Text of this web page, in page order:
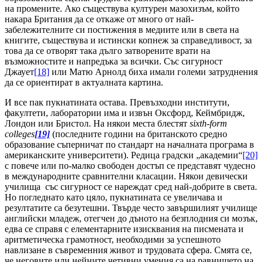
на промените. Ако съществува културен мазохизъм, който
накара Британия да се откаже от много от най-
забележителните си постижения в медиите или в света на
книгите, съществува и истински копнеж за справедливост, за
това да се отворят така дълго затворените врати на
възможностите и напредъка за всички. Със сигурност
Джаует[18] или Матю Арнолд биха имали големи затруднения
да се ориентират в актуалната картина.
И все пак пукнатината остава. Превъзходни институти,
факултети, лаборатории има и извън Оксфорд, Кеймбридж,
Лондон или Бристол. На някои места блестят sixth-form
colleges[19] (последните години на британското средно
образование съперничат по стандарт на началната програма в
американските университети). Редица градски „академии“[20]
с повече или по-малко свободен достъп се представят чудесно
в международните сравнителни класации. Някои девически
училища със сигурност се нареждат сред най-добрите в света.
Но погледнато като цяло, пукнатината се увеличава и
резултатите са безутешни. Твърде често завършилият училище
английски младеж, отегчен до дъното на безплодния си мозък,
едва се справя с елементарните изисквания на писмената и
аритметическа грамотност, необходими за успешното
навлизане в съвременния живот и трудовата сфера. Смята се,